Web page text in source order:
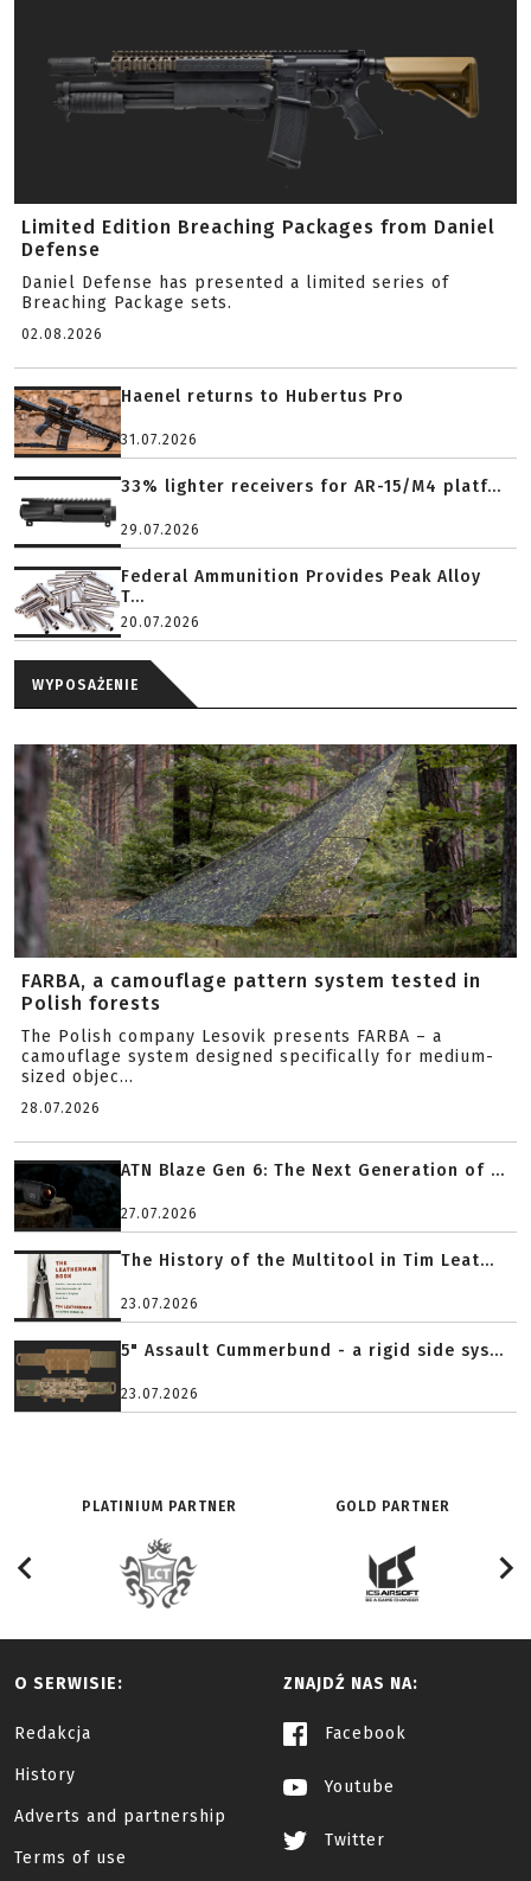
Limited Edition Breaching Packages from Daniel
Defense
Daniel Defense has presented a limited series of
Breaching Package sets.
02.08.2026
Haenel returns to Hubertus Pro
31.07.2026
33% lighter receivers for AR-15/M4 platf...
29.07.2026
Federal Ammunition Provides Peak Alloy
T...
20.07.2026
WYPOSAŻENIE
FARBA, a camouflage pattern system tested in
Polish forests
The Polish company Lesovik presents FARBA – a
camouflage system designed specifically for medium-
sized objec...
28.07.2026
ATN Blaze Gen 6: The Next Generation of ...
27.07.2026
The History of the Multitool in Tim Leat...
23.07.2026
5" Assault Cummerbund - a rigid side sys...
23.07.2026
PLATINIUM PARTNER GOLD PARTNER
O SERWISIE:
Redakcja
History
Adverts and partnership
Terms of use
ZNAJDŹ NAS NA:
Facebook
Youtube
Twitter